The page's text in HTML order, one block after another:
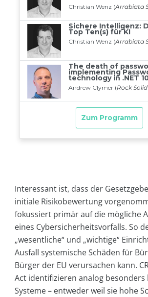
Interessant ist, dass der
initiale Risikobewertung
fokussiert primär auf die mögliche
eines Cybersicherheitsvorfalls. So
„wesentliche“ und „wichtige“
Ausfall systemische Schäden für
Bürger der EU verursachen kann.
Act identifizieren analog besonders
Systeme – entweder weil sie hohe